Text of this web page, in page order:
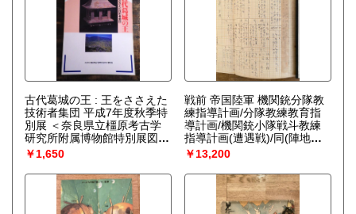
古代葛城の王 : 王をささえた
技術者集団 平成7年度秋季特
別展 ＜奈良県立橿原考古学
研究所附属博物館特別展図録
第46冊＞
￥1,650
戦前 帝国陸軍 機関銃分隊教
練指導計画/分隊教練教育指
導計画/機関銃小隊戦斗教練
指導計画(遭遇戦)/同(陣地攻
撃)指導計画 等綴
￥13,200